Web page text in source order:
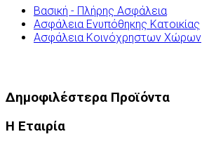
Βασική - Πλήρης Ασφάλεια
Ασφάλεια Ενυπόθηκης Κατοικίας
Ασφάλεια Κοινόχρηστων Χώρων
Δημοφιλέστερα Προϊόντα
Η Εταιρία